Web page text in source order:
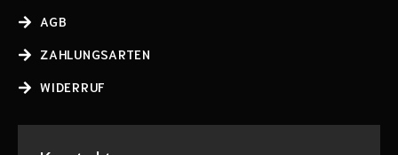
AGB
ZAHLUNGSARTEN
WIDERRUF